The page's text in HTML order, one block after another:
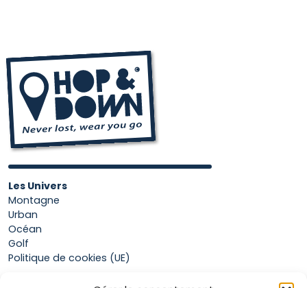
Les Univers
Montagne
Urban
Océan
Golf
Politique de cookies (UE)